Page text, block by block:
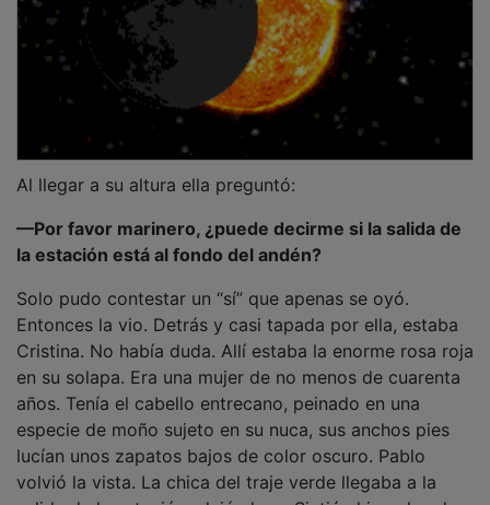
la estación está al fondo del andén?
Entonces la vio. Detrás y casi tapada por ella, estaba
Cristina. No había duda. Allí estaba la enorme rosa roja
en su solapa. Era una mujer de no menos de cuarenta
años. Tenía el cabello entrecano, peinado en una
especie de moño sujeto en su nuca, sus anchos pies
lucían unos zapatos bajos de color oscuro. Pablo
volvió la vista. La chica del traje verde llegaba a la
salida de la estación, alejándose. Sintió el impulso de